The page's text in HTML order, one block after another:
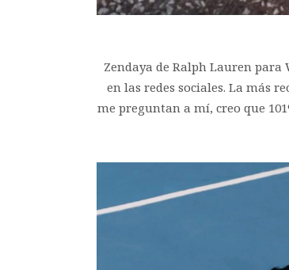
Zendaya de Ralph Lauren
en las redes sociales. La más
me preguntan a mí, creo que